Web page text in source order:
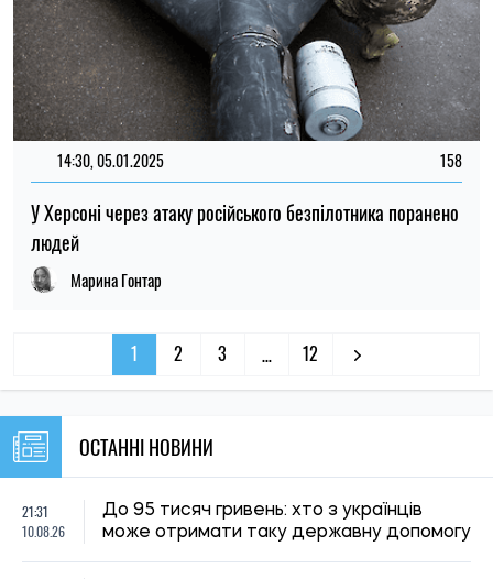
14:30, 05.01.2025 158
У Херсоні через атаку російського безпілотника поранено
людей
Марина Гонтар
1 2 3 … 12
ОСТАННІ НОВИНИ
21:31
10.08.26
До 95 тисяч гривень: хто з українців
може отримати таку державну допомогу